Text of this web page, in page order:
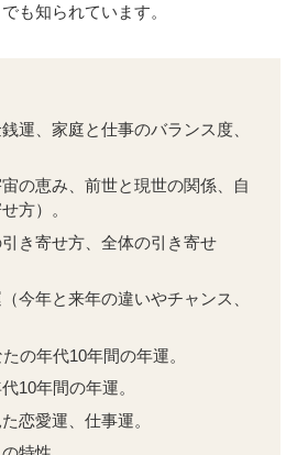
も知られています。
運、家庭と仕事のバランス度、
の恵み、前世と現世の関係、自
方）。
き寄せ方、全体の引き寄せ
今年と来年の違いやチャンス、
の年代10年間の年運。
10年間の年運。
恋愛運、仕事運。